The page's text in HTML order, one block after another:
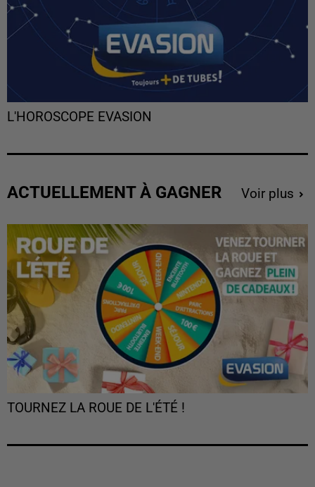
L'HOROSCOPE EVASION
ACTUELLEMENT À GAGNER Voir plus
TOURNEZ LA ROUE DE L'ÉTÉ !